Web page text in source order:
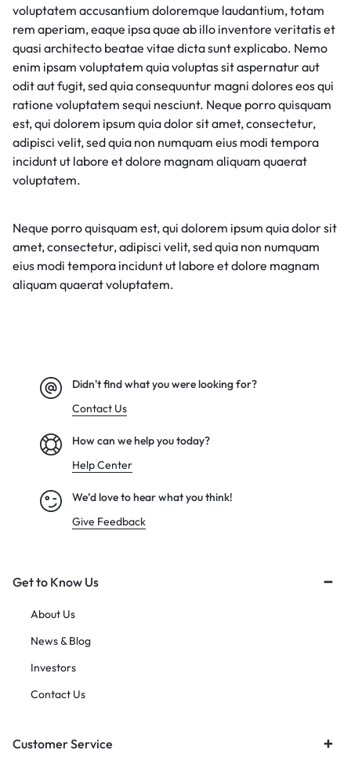
voluptatem accusantium doloremque laudantium, totam
rem aperiam, eaque ipsa quae ab illo inventore veritatis et
quasi architecto beatae vitae dicta sunt explicabo. Nemo
enim ipsam voluptatem quia voluptas sit aspernatur aut
odit aut fugit, sed quia consequuntur magni dolores eos qui
ratione voluptatem sequi nesciunt. Neque porro quisquam
est, qui dolorem ipsum quia dolor sit amet, consectetur,
adipisci velit, sed quia non numquam eius modi tempora
incidunt ut labore et dolore magnam aliquam quaerat
voluptatem.
Neque porro quisquam est, qui dolorem ipsum quia dolor sit
amet, consectetur, adipisci velit, sed quia non numquam
eius modi tempora incidunt ut labore et dolore magnam
aliquam quaerat voluptatem.
Didn't find what you were looking for?
Contact Us
How can we help you today?
Help Center
We’d love to hear what you think!
Give Feedback
Get to Know Us
About Us
News & Blog
Investors
Contact Us
Customer Service